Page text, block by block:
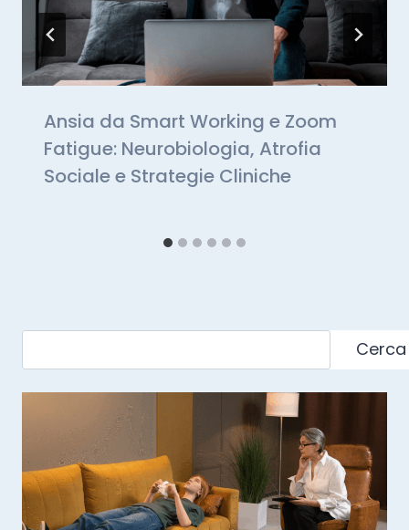
Ansia da Smart Working e Zoom
Fatigue: Neurobiologia, Atrofia
Sociale e Strategie Cliniche
Cerca